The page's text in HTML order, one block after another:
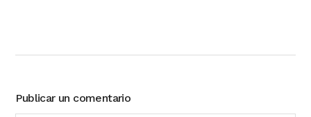
Publicar un comentario